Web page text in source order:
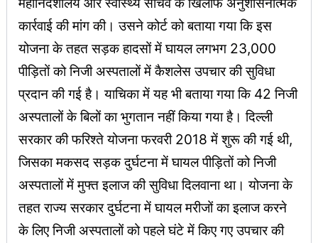
कार्रवाई की मांग की। उसने कोर्ट को बताया गया कि इस
योजना के तहत सड़क हादसों में घायल लगभग 23,000
पीड़ितों को निजी अस्पतालों में कैशलेस उपचार की सुविधा
प्रदान की गई है। याचिका में यह भी बताया गया कि 42 निजी
अस्पतालों के बिलों का भुगतान नहीं किया गया है। दिल्ली
सरकार की फरिश्ते योजना फरवरी 2018 में शुरू की गई थी,
जिसका मकसद सड़क दुर्घटना में घायल पीड़ितों को निजी
अस्पतालों में मुफ्त इलाज की सुविधा दिलवाना था। योजना के
तहत राज्य सरकार दुर्घटना में घायल मरीजों का इलाज करने
के लिए निजी अस्पतालों को पहले घंटे में किए गए उपचार की